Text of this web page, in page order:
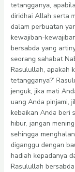
tetangganya,
diridhai Allah serta
dalam perbuatan
kewajiban-
bersabda yang
seorang sahabat
Rasulullah, apakah
tetangganya?’
jenguk, jika mati
uang Anda pinjami,
kebaikan Anda beri
hibur, jangan
sehingga
diganggu dengan
hadiah kepadanya
Rasulullah